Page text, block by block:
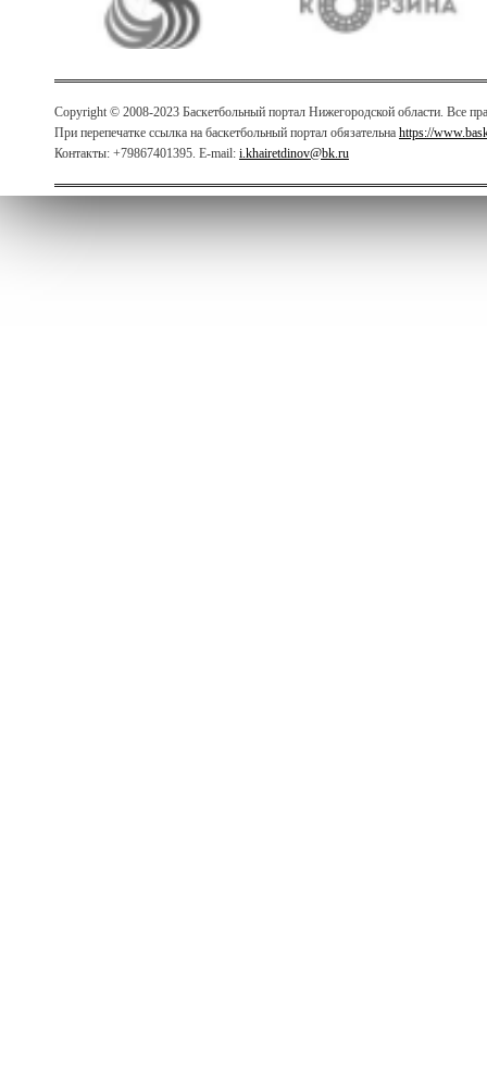
Copyright © 2008-2023 Баскетбольный портал Нижегородской области. Все
При перепечатке ссылка на баскетбольный портал обязательна https://
Контакты: +79867401395. E-mail: i.khairetdinov@bk.ru